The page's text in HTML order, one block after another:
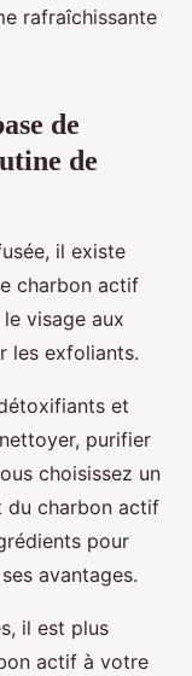
rafraîchissante
de
de
il existe
charbon actif
visage aux
les exfoliants.
et
purifier
choisissez un
du charbon actif
pour
avantages.
il est plus
actif à votre